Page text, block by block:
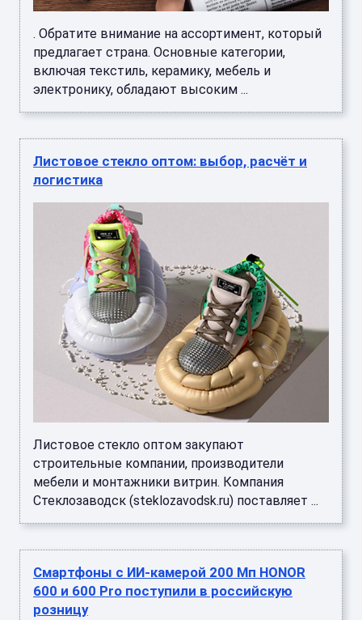
. Обратите внимание на ассортимент, который
предлагает страна. Основные категории,
включая текстиль, керамику, мебель и
электронику, обладают высоким ...
Листовое стекло оптом: выбор, расчёт и
логистика
Листовое стекло оптом закупают
строительные компании, производители
мебели и монтажники витрин. Компания
Стеклозаводск (steklozavodsk.ru) поставляет ...
Смартфоны с ИИ-камерой 200 Мп HONOR
600 и 600 Pro поступили в российскую
розницу